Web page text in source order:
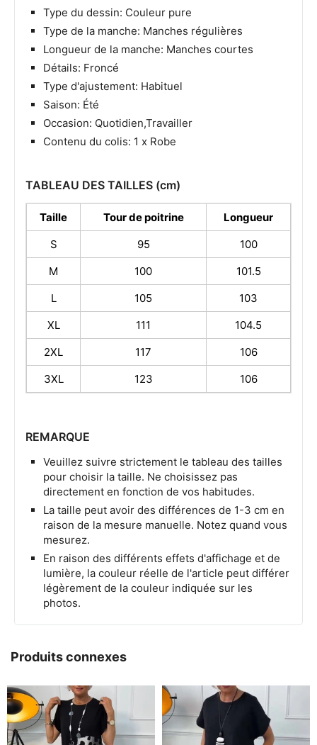
Type du dessin: Couleur pure
Type de la manche: Manches régulières
Longueur de la manche: Manches courtes
Détails: Froncé
Type d'ajustement: Habituel
Saison: Été
Occasion: Quotidien,Travailler
Contenu du colis: 1 x Robe
TABLEAU DES TAILLES (cm)
Taille Tour de poitrine
Longueur
S
95
100
M
100
101.5
L
105
103
XL
111
104.5
2XL
117
106
3XL
123 106
REMARQUE
Veuillez suivre strictement le tableau des tailles
pour choisir la taille. Ne choisissez pas
directement en fonction de vos habitudes.
La taille peut avoir des différences de 1-3 cm en
raison de la mesure manuelle. Notez quand vous
mesurez.
En raison des différents effets d'affichage et de
lumière, la couleur réelle de l'article peut différer
légèrement de la couleur indiquée sur les
photos.
Produits connexes